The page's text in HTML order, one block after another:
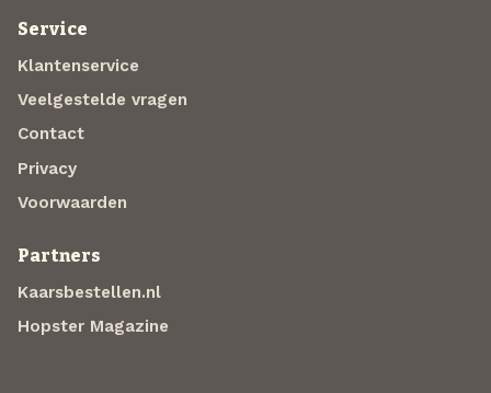
Service
Klantenservice
Veelgestelde vragen
Contact
Privacy
Voorwaarden
Partners
Kaarsbestellen.nl
Hopster Magazine